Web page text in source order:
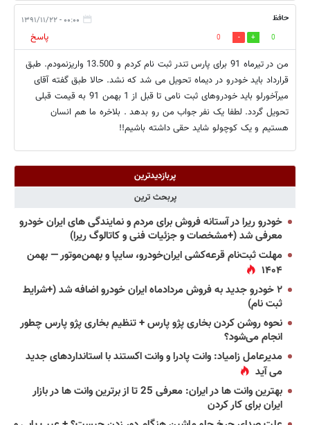
حافظ ۰۰:۰۰ - ۱۳۹۱/۱۱/۲۲
0
0
پاسخ
من در تیرماه 91 برای پارس تندر ثبت نام کردم و 13.500 واریزنمودم. طبق
قرارداد باید خودرو در دیماه تحویل می شد که نشد. حالا طبق گفته آقای
میرآخورلو باید خودروهای ثبت نامی تا قبل از 1 بهمن 91 به قیمت قبلی
تحویل گردد. لطفا یک نفر جواب من رو بدهد . بلاخره ما هم انسان
هستیم و یک کوچولو شاید حقی داشته باشیم!!
پربازدیدترین
پربحث ترین
خودرو ریرا در آستانه فروش برای مردم و نمایندگی های ایران خودرو
معرفی شد (+مشخصات و جزئیات فنی و کاتالوگ ریرا)
مهلت ثبت‌نام قرعه‌کشی ایران‌خودرو، سایپا و بهمن‌موتور — بهمن
۱۴۰۴
۲ خودرو جدید به فروش مردادماه ایران خودرو اضافه شد (+شرایط
ثبت نام)
نحوه روشن کردن بخاری پژو پارس + تنظیم بخاری پژو پارس چطور
انجام می‌شود؟
مدیرعامل زامیاد: وانت پادرا و وانت اکستند با استانداردهای جدید
می آید
بهترین وانت ها در ایران: معرفی 25 تا از برترین وانت ها در بازار
ایران برای کار کردن